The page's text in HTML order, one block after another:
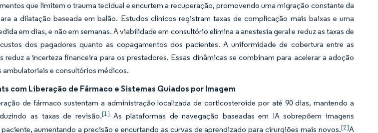
que limitem o trauma tecidual e encurtem a recuperação, promovendo uma migração constante da
a dilatação baseada em balão. Estudos clínicos registram taxas de complicação mais baixas e uma
em dias, e não em semanas. A viabilidade em consultório elimina a anestesia geral e reduz as taxas de
dos pagadores quanto as copagamentos dos pacientes. A uniformidade de cobertura entre as
reduz a incerteza financeira para os prestadores. Essas dinâmicas se combinam para acelerar a adoção
e consultórios médicos.
com Liberação de Fármaco e Sistemas Guiados por Imagem
de fármaco sustentam a administração localizada de corticosteroide por até 90 dias, mantendo a
as taxas de revisão.[1] As plataformas de navegação baseadas em IA sobrepõem imagens
aumentando a precisão e encurtando as curvas de aprendizado para cirurgiões mais novos.[2]A